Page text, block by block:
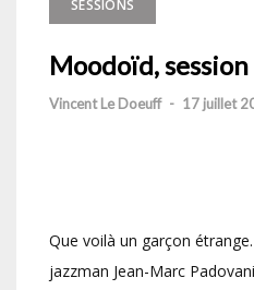
SESSIONS
Moodoïd,
Vincent Le Doeuff - 17 juillet
Que voilà un garçon
jazzman Jean-Marc